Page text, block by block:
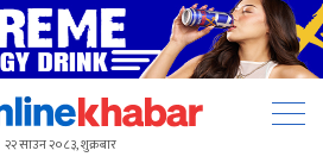
२२ साउन २०८३, शुक्रबार